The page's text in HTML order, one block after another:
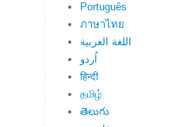
Português
ภาษาไทย
اللغة العربية
اُردو
हिन्दी
தமிழ்
తెలుగు